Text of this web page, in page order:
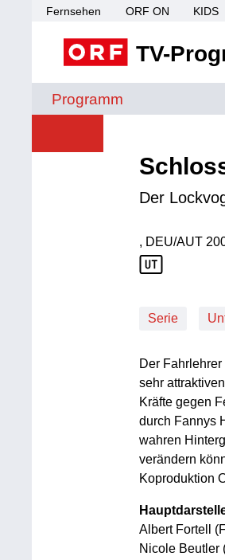
Fernsehen ORF ON KIDS
TV-
Programm
Der
, DEU/AUT
Serie
Der
sehr
Kräfte gegen
durch Fannys
wahren
verändern
Koproduktion
Albert Fortell
Nicole Beutler